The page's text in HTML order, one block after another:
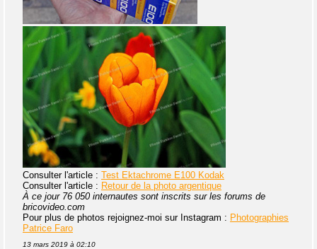
Consulter l'article : Test Ektachrome E100 Kodak
Consulter l'article : Retour de la photo argentique
À ce jour 76 050 internautes sont inscrits sur les forums de
bricovideo.com
Pour plus de photos rejoignez-moi sur Instagram : Photographies
Patrice Faro
13 mars 2019 à 02:10